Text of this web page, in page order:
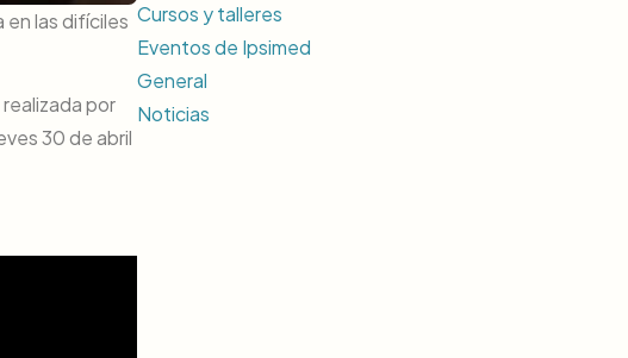
las difíciles
por
30 de abril
Cursos y talleres
Eventos de Ipsimed
General
Noticias